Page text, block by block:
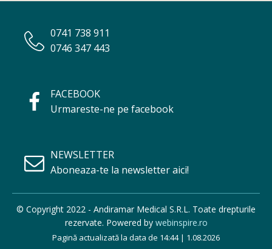
0741 738 911
0746 347 443
FACEBOOK
Urmareste-ne pe facebook
NEWSLETTER
Aboneaza-te la newsletter aici!
© Copyright 2022 - Andiramar Medical S.R.L. Toate drepturile
rezervate. Powered by webinspire.ro
Pagină actualizată la data de 14:44 | 1.08.2026